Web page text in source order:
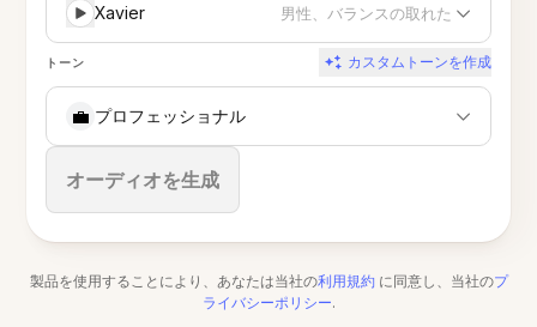
Xavier 男性、バランスの取れた
トーン カスタムトーンを作成
💼 プロフェッショナル
オーディオを生成
停止
製品を使用することにより、あなたは当社の利用規約 に同意し、当社のプ
ライバシーポリシー.